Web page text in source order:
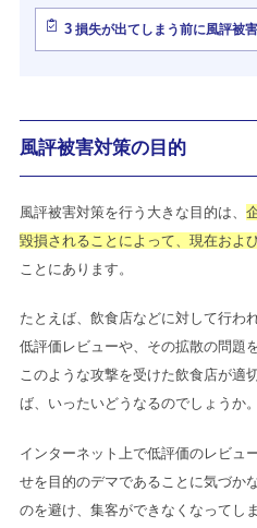
3損失が出てしまう前に風評被
風評被害対策の目的
風評被害対策を行う大きな目的は、
毀損されることによって、現在およ
ことにあります。
たとえば、飲食店などに対して行わ
低評価レビューや、その拡散の問題
このような攻撃を受けた飲食店が適
ば、いったいどうなるのでしょうか。
インターネット上で低評価のレビュ
せを目的のデマであることに気づか
のを避け、集客ができなくなってし